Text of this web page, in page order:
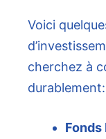
Voici
cherchez à
durablement:
Fonds